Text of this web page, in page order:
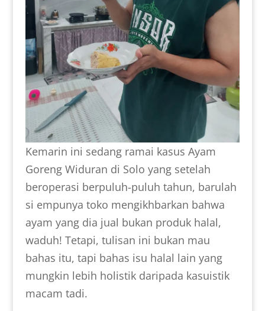
Kemarin ini sedang ramai kasus Ayam
Goreng Widuran di Solo yang setelah
beroperasi berpuluh-puluh tahun, barulah
si empunya toko mengikhbarkan bahwa
ayam yang dia jual bukan produk halal,
waduh! Tetapi, tulisan ini bukan mau
bahas itu, tapi bahas isu halal lain yang
mungkin lebih holistik daripada kasuistik
macam tadi.